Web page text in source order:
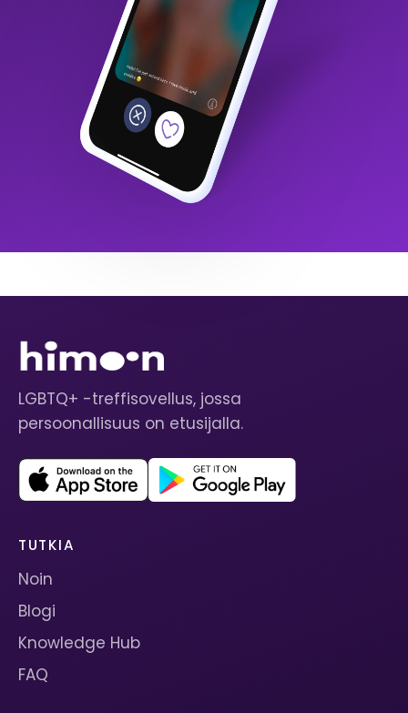
LGBTQ+ -treffisovellus, jossa
persoonallisuus on etusijalla.
TUTKIA
Noin
Blogi
Knowledge Hub
FAQ